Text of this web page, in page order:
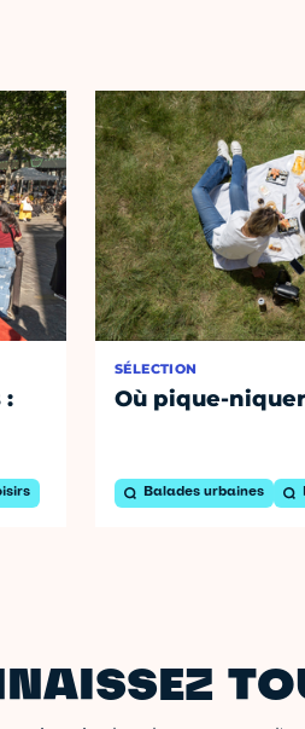
:
SÉLECTION
Où pique-
Balades urbaines